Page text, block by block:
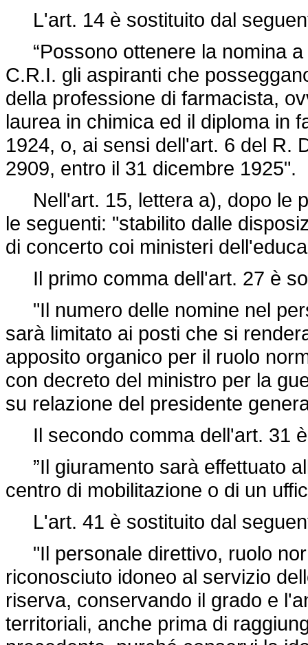
L'art. 14 è sostituito dal
“Possono ottenere la nomina a
C.R.I. gli aspiranti che
della professione di farmacista,
laurea in chimica ed il diploma in
1924, o, ai sensi dell'art. 6 del R.
2909, entro il 31 dicembre 1925".
Nell'art. 15, lettera a), dopo le
le seguenti: "stabilito dalle
di concerto coi ministeri
Il primo comma dell'art. 27 è
"Il numero delle nomine nel
sarà limitato ai posti che si
apposito organico per il ruolo
con decreto del ministro per la
su relazione del presidente
Il secondo comma dell'art. 31
”Il giuramento sarà effettuato
centro di mobilitazione o di un
L'art. 41 è sostituito dal
"Il personale direttivo, ruolo
riconosciuto idoneo al servizio
riserva, conservando il grado e
territoriali, anche prima di